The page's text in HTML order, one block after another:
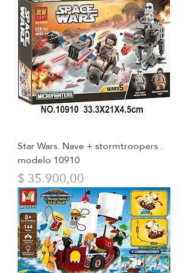
Star Wars. Nave + stormtroopers .
modelo 10910
Precio
$ 35.900,00